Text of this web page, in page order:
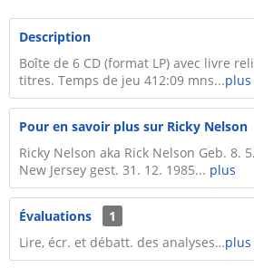
Description
Boîte de 6 CD (format LP) avec livre
titres. Temps de jeu 412:09 mns...plus
Pour en savoir plus sur Ricky Nelson
Ricky Nelson aka Rick Nelson Geb. 8.
New Jersey gest. 31. 12. 1985... plus
Évaluations
1
Lire, écr. et débatt. des analyses…plus